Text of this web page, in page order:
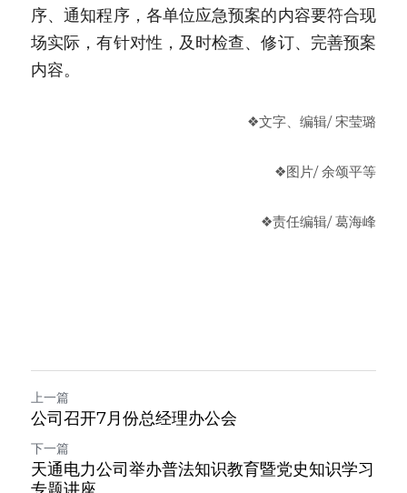
序、通知程序，各单位应急预案的内容要符合现
场实际，有针对性，及时检查、修订、完善预案
内容。
❖文字、编辑/ 宋莹璐
❖图片/ 余颂平等
❖责任编辑/ 葛海峰
上一篇
公司召开7月份总经理办公会
下一篇
天通电力公司举办普法知识教育暨党史知识学习